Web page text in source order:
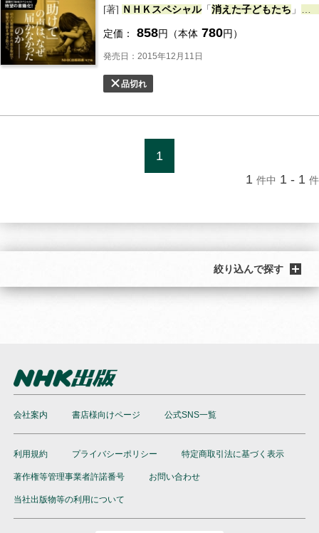
[著] ＮＨＫスペシャル「消え た子どもたち 」
定価： 858円（本体 780円）
発売日：2015年12月11日
品切れ
1
1 件中 1 - 1 件
絞り込んで探す
会社案内 書店様向けページ 公式SNS一覧
利用規約 プライバシーポリシー 特定商取引法に基づく表示
著作権等管理事業者許諾番号 お問い合わせ
当社出版物等の利用について